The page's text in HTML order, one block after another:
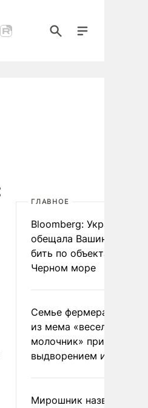
ГЛАВНОЕ
Bloomberg: Украина
обещала Вашингтону не
бить по объектам КТК в
Черном море
Семье фермера
из мема «веселый
молочник» пригрозили
выдворением из
Мирошник назвал